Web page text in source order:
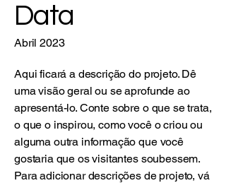
Data
Abril 2023
Aqui ficará a descrição do projeto. Dê
uma visão geral ou se aprofunde ao
apresentá-lo. Conte sobre o que se trata,
o que o inspirou, como você o criou ou
alguma outra informação que você
gostaria que os visitantes soubessem.
Para adicionar descrições de projeto, vá